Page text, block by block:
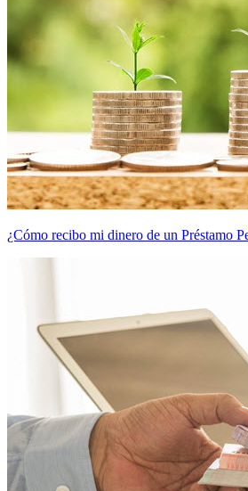
¿Cómo recibo mi dinero de un Préstamo